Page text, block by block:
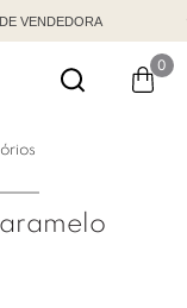
VENDEDORA
0